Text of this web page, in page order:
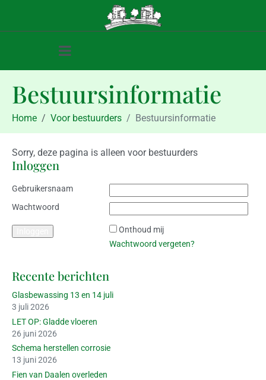
Bestuursinformatie
Home Voor bestuurders Bestuursinformatie
Sorry, deze pagina is alleen voor bestuurders
Inloggen
Gebruikersnaam
Wachtwoord
Onthoud mij
Wachtwoord vergeten?
Recente berichten
Glasbewassing 13 en 14 juli
3 juli 2026
LET OP: Gladde vloeren
26 juni 2026
Schema herstellen corrosie
13 juni 2026
Fien van Daalen overleden